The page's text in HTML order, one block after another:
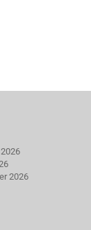
2026